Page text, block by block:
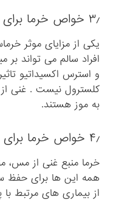
۳٫ خواص خرما برای کمک به تنظیم کلسترول:
یکی از مزایای موثر
افراد سالم می تواند بر
و استرس اکسیداتیو
کلسترول نیست . غنی
به موز هستند.
۴٫ خواص خرما برای بهبود سلامت استخوان:
خرما منبع غنی از مس،
همه این ها برای حفظ
از بیماری های مرتبط